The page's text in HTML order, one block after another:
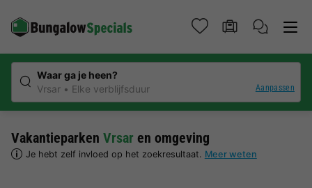
Waar ga je heen?
Vrsar
Elke verblijfsduur Aanpassen
Vakantieparken Vrsar en omgeving
Je hebt zelf invloed op het zoekresultaat. Meer weten